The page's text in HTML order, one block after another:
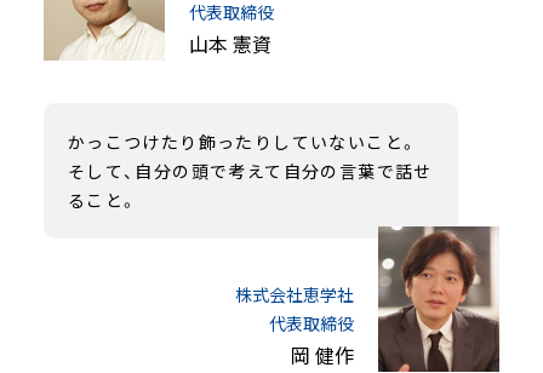
代表取締役
山本 憲資
かっこつけたり飾ったりしていないこと。
そして、自分の頭で考えて自分の言葉で話せ
ること。
株式会社恵学社
代表取締役
岡 健作